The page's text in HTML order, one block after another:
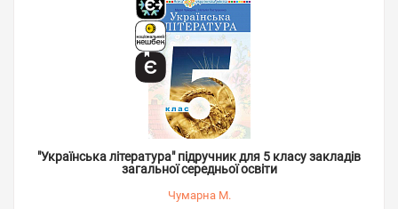
"Українська література" підручник для 5 класу закладів
загальної середньої освіти
Чумарна М.